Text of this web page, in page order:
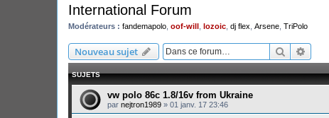
International Forum
Modérateurs : fandemapolo oof-will lozoic dj flex Arsene TriPolo
Nouveau sujet Rechercher
SUJETS
vw polo 86c 1.8/16v from Ukraine
par nejtron1989 » 01 janv. 17 23:46